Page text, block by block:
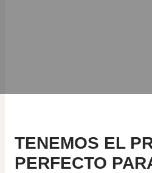
TENEMOS EL
PERFECTO